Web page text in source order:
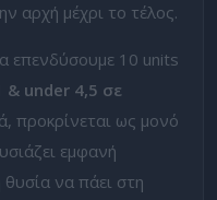
αρχή μέχρι το τέλος.
επενδύσουμε 10 units
under 4,5 σε
προκρίνεται ως μονό
εμφανή
θυσία να πάει στη